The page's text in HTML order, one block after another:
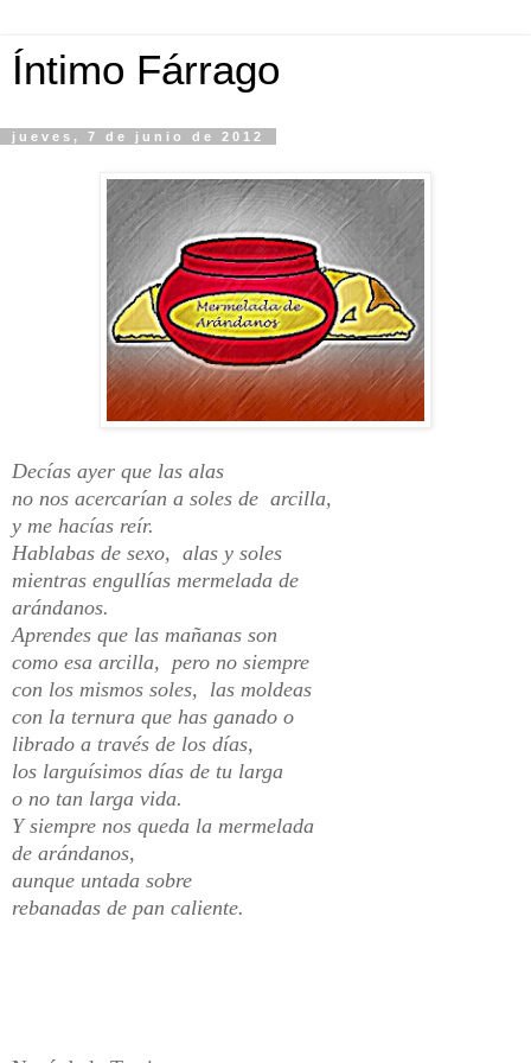
Íntimo Fárrago
jueves, 7 de junio de 2012
Decías ayer que las alas
no nos acercarían a soles de arcilla,
y me hacías reír.
Hablabas de sexo, alas y soles
mientras engullías mermelada de
arándanos.
Aprendes que las mañanas son
como esa arcilla, pero no siempre
con los mismos soles, las moldeas
con la ternura que has ganado o
librado a través de los días,
los larguísimos días de tu larga
o no tan larga vida.
Y siempre nos queda la mermelada
de arándanos,
aunque untada sobre
rebanadas de pan caliente.